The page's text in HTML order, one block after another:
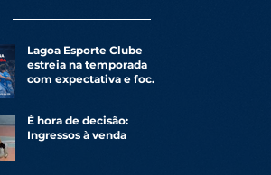
Lagoa Esporte Clube
estreia na temporada
com expectativa e foco
É hora de decisão:
Ingressos à venda